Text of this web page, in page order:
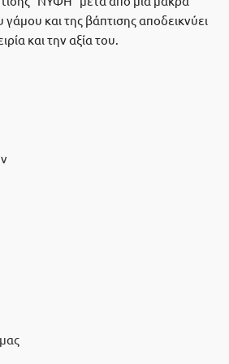
και της βάπτισης αποδεικνύει
και την αξία του.